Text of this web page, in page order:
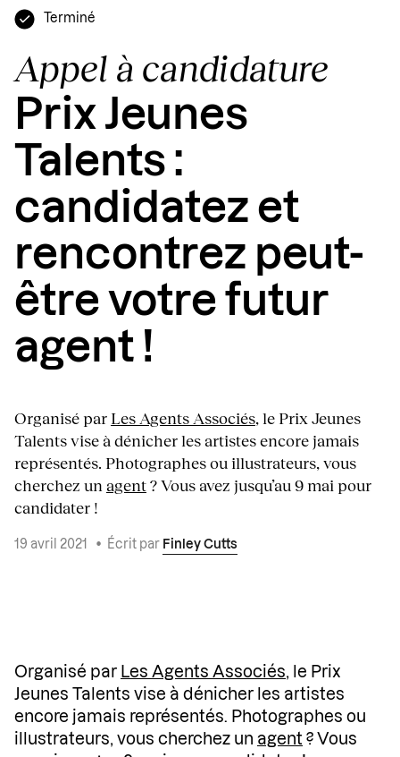
Terminé
Appel à candidature
Prix Jeunes
Talents :
candidatez et
rencontrez peut-
être votre futur
agent !
Organisé par Les Agents Associés, le Prix Jeunes
Talents vise à dénicher les artistes encore jamais
représentés. Photographes ou illustrateurs, vous
cherchez un agent? Vous avez jusqu’au 9 mai pour
candidater !
19 avril 2021 • Écrit par Finley Cutts
Organisé par Les Agents Associés, le Prix
Jeunes Talents vise à dénicher les artistes
encore jamais représentés. Photographes ou
illustrateurs, vous cherchez un agent ? Vous